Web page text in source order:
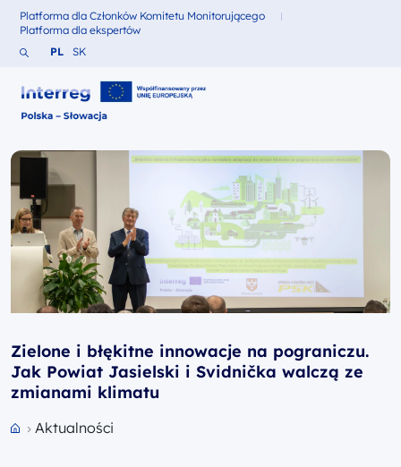
Fundusze dla
Platforma dla Członków Komitetu Monitorującego
Fundusze dla
Platforma dla ekspertów
Szukaj w serwisie
Zmień język na Polski
PL Zmień język na Słowacki
SK
Zielone i błękitne innowacje na pograniczu.
Jak Powiat Jasielski i Svidnička walczą ze
zmianami klimatu
Aktualności